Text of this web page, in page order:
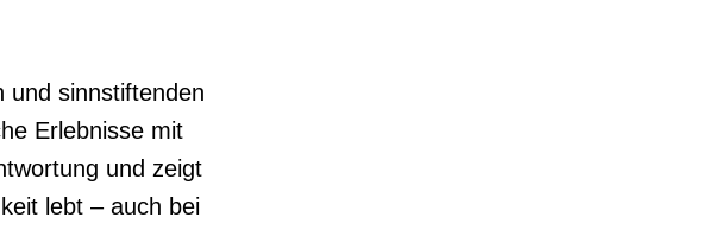
und sinnstiftenden
Erlebnisse mit
und zeigt
lebt – auch bei